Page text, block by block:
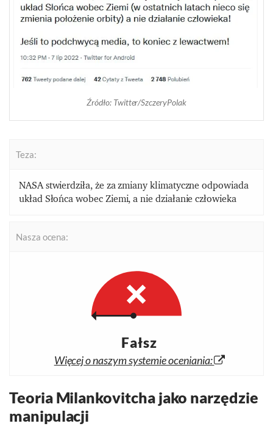
Źródło: Twitter/SzczeryPolak
Teza:
NASA stwierdziła, że za zmiany klimatyczne odpowiada
układ Słońca wobec Ziemi, a nie działanie człowieka
Nasza ocena:
Fałsz
Więcej o naszym systemie oceniania:
Teoria Milankovitcha jako narzędzie
manipulacji